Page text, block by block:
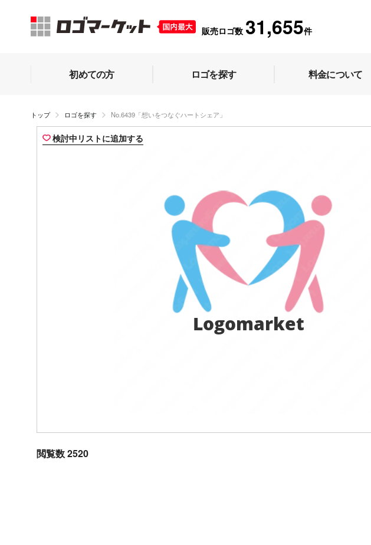
販売ロゴ数 31,655件
初めての方 ロゴを探す 料金について
トップ ロゴを探す No.6439「想いをつなぐハートシェア」
検討中リストに追加する
Logomarket
閲覧数 2520